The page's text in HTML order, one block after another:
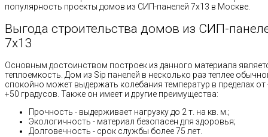
популярность проекты домов из СИП-панелей 7х13 в Москве.
Выгода строительства домов из СИП-
7х13
Основным достоинством построек из данного материала
теплоемкость. Дом из Sip панелей в несколько раз теплее
спокойно может выдержать колебания температур в пределах от
+50 градусов. Также он имеет и другие преимущества:
Прочность - выдерживает нагрузку до 2 т. на кв. м.;
Экологичность - материал безопасен для здоровья;
Долговечность - срок службы более 75 лет.